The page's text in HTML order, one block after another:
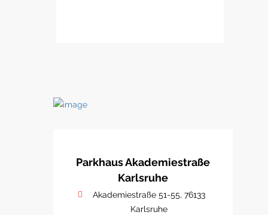
Parkhaus Akademiestraße
Karlsruhe
Akademiestraße 51-55, 76133
Karlsruhe